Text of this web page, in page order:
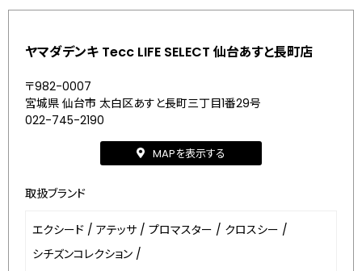
ヤマダデンキ Tecc LIFE SELECT 仙台あすと長町店
〒982-0007
宮城県 仙台市 太白区あすと長町三丁目1番29号
022-745-2190
MAPを表示する
取扱ブランド
エクシード / アテッサ / プロマスター / クロスシー /
シチズンコレクション /